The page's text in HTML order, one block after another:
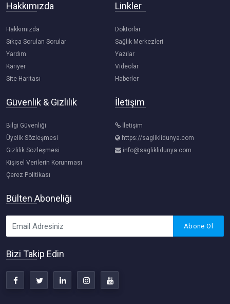
Hakkımızda
Hakkımızda
Sıkça Sorulan Sorular
Yardım
Kariyer
Site Haritası
Linkler
Doktorlar
Sağlık Merkezleri
Yazılar
Videolar
Haberler
Güvenlik & Gizlilik
Bilgi Güvenliği
Üyelik Sözleşmesi
Gizlilik Sözleşmesi
Kişisel Verilerin Korunması
Çerez Politikası
İletişim
İletişim
https://sagliklidunya.com
info@sagliklidunya.com
Bülten Aboneliği
Abone Ol
Bizi Takip Edin